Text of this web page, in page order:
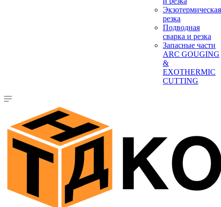
Экзотермическая
резка
Подводная
сварка и резка
Запасные части
ARC GOUGING
&
EXOTHERMIC
CUTTING